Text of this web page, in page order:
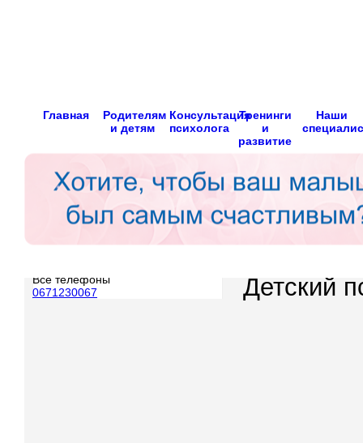
Главная
Родителям
и детям
Консультация
психолога
Тренинги
и
развитие
Наши
Детский
Все телефоны
0671230067